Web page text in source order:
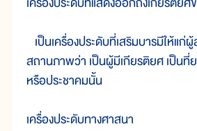
เป็นเครื่องประดับที่เสริมบารมีให้แก่
สถานภาพว่า เป็นผู้มีเกียรติยศ เป็น
หรือประชาคมนั้น
เครื่องประดับทางศาสนา